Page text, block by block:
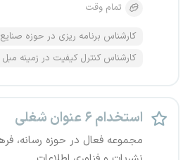
تمام وقت
کارشناس برنامه ریزی در حوزه صنایع
کارشناس کنترل کیفیت در زمینه
استخدام ۶ عنوان شغلی
مجموعه فعال در حوزه رسانه،